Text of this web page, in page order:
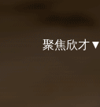
聚焦欣才▼